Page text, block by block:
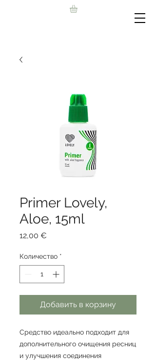
Primer Lovely,
Aloe, 15ml
12,00 €
Количество *
Добавить в корзину
Средство идеально подходит для
дополнительного очищения ресниц
и улучшения соединения